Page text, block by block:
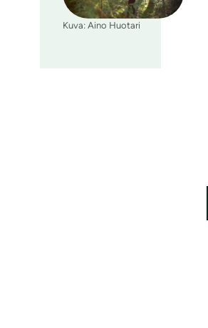
Kuva: Aino Huotari